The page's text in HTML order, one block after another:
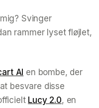
Svinger
rammer lyset fløjlet,
AI en bombe, der
besvare disse
Lucy 2.0, en